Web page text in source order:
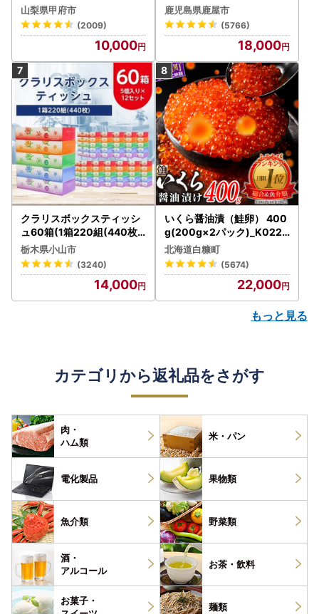
〈2026年度配送分〉山梨
県産 シャインマスカット 2
～3房（1.0kg以上）シャイ
ン フルーツ FN-Limited-S
P
山梨県甲府市
(2009)
10,000
） KN007-004-04-cp18
うなぎ 鰻 魚 惣菜 総菜
鹿児島県鹿屋市
(5766)
18,000
クラリスボックスティッシ
ュ60箱(1箱220組(440枚))
(5個入り×12セット)【配送
不可地域：離島・沖縄県】
【1256759】
栃木県小山市
(3240)
14,000
いくら醤油漬（鮭卵） 400
g(200g×2パック)_K022-
1676
北海道白糠町
(5674)
22,000
もっと見る
カテゴリから返礼品をさがす
肉・
ハム類
米・パン
電化製品 果物類
魚介類 野菜類
酒・
アルコール
お茶・ 飲料
お菓子・
麺類